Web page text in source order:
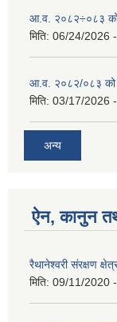
आ.व. २०८२÷०८३ को
मिति: 06/24/2026
आ.व. २०८२/०८३ को
मिति: 03/17/2026
अन्य
ऐन, कानुन
रैथानेश्वरी संरक्षण
मिति: 09/11/2020